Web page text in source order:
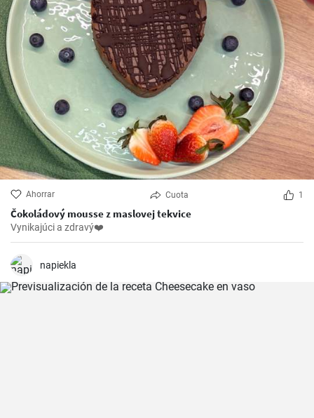
Ahorrar Cuota 1
Čokoládový mousse z maslovej tekvice
Vynikajúci a zdravý❤️
napiekla